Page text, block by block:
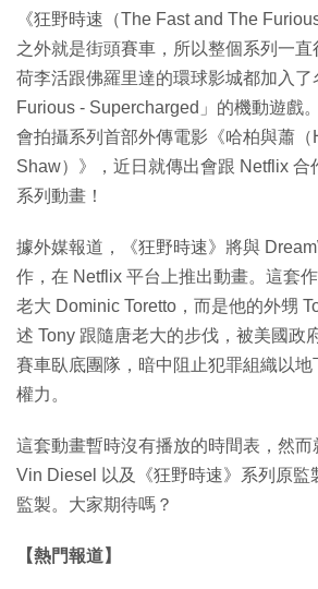
《狂野時速（The Fast and The
之外就是街頭賽車，所以整個系列一
荷李活跟佛羅里達的環球影城都加入了
Furious - Supercharged」的機動遊戲
會拍攝系列首部外傳電影《哈柏與蕭（
Shaw）》，近日就傳出會跟 Netflix 合
系列動畫！
據外媒報道，《狂野時速》將與
作，在 Netflix 平台上推出動畫。這套
老大 Dominic Toretto，而是他的外甥
述 Tony 跟隨唐老大的步伐，被美國政
賽車臥底團隊，暗中阻止犯罪組織以地
權力。
這套動畫暫時沒有播放的時間表，然
Vin Diesel 以及《狂野時速》系列原監
監製。大家期待嗎？
【熱門報道】